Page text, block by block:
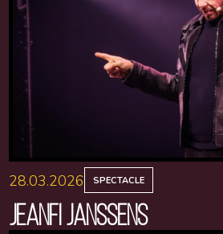
28.03.2026 SPECTACLE
JEANFI JANSSENS